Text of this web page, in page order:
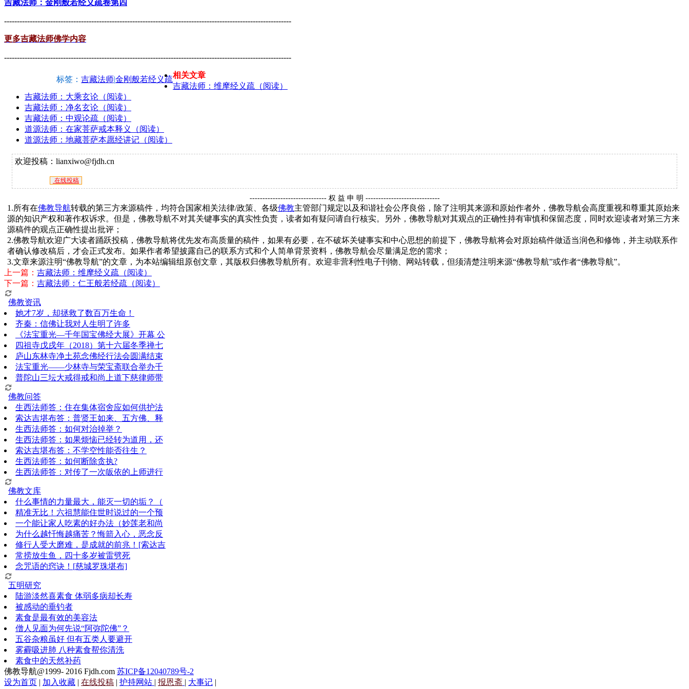
吉藏法师：金刚般若经义疏卷第四
----------------------------------------------------------------------------------------------------------------
更多吉藏法师佛学内容
----------------------------------------------------------------------------------------------------------------
标签： 吉藏法师|金刚般若经义疏相关文章
吉藏法师：维摩经义疏（阅读）
吉藏法师：大乘玄论（阅读）
吉藏法师：净名玄论（阅读）
吉藏法师：中观论疏（阅读）
道源法师：在家菩萨戒本释义（阅读）
道源法师：地藏菩萨本愿经讲记（阅读）
欢迎投稿：lianxiwo@fjdh.cn
在线投稿
------------------------------ 权 益 申 明 -----------------------------
1.所有在佛教导航转载的第三方来源稿件，均符合国家相关法律/政策、各级佛教主管部门规定以及和谐社会公序良俗，除了注明其来源和原始作者外，佛教导航会高度重视和尊重其原始来
源的知识产权和著作权诉求。但是，佛教导航不对其关键事实的真实性负责，读者如有疑问请自行核实。另外，佛教导航对其观点的正确性持有审慎和保留态度，同时欢迎读者对第三方来
源稿件的观点正确性提出批评；
2.佛教导航欢迎广大读者踊跃投稿，佛教导航将优先发布高质量的稿件，如果有必要，在不破坏关键事实和中心思想的前提下，佛教导航将会对原始稿件做适当润色和修饰，并主动联系作
者确认修改稿后，才会正式发布。如果作者希望披露自己的联系方式和个人简单背景资料，佛教导航会尽量满足您的需求；
3.文章来源注明“佛教导航”的文章，为本站编辑组原创文章，其版权归佛教导航所有。欢迎非营利性电子刊物、网站转载，但须清楚注明来源“佛教导航”或作者“佛教导航”。
上一篇： 吉藏法师：维摩经义疏（阅读）
下一篇： 吉藏法师：仁王般若经疏（阅读）
佛教资讯
她才7岁，却拯救了数百万生命！
齐秦：信佛让我对人生明了许多
《法宝重光—千年国宝佛经大展》开幕 公
四祖寺戊戌年（2018）第十六届冬季禅七
庐山东林寺净土苑念佛经行法会圆满结束
法宝重光——少林寺与荣宝斋联合举办千
普陀山三坛大戒得戒和尚上道下慈律师带
佛教问答
生西法师答：住在集体宿舍应如何供护法
索达吉堪布答：普贤王如来、五方佛、释
生西法师答：如何对治掉举？
生西法师答：如果烦恼已经转为道用，还
索达吉堪布答：​不学空性能否往生？
生西法师答：如何断除贪执?
生西法师答：对传了一次皈依的上师进行
佛教文库
什么事情的力量最大，能灭一切的垢？（
精准无比！六祖慧能住世时说过的一个预
一个能让家人吃素的好办法（妙莲老和尚
为什么越忏悔越痛苦？悔箭入心，恶念反
修行人受大磨难，是成就的前兆！[索达吉
常捞放生鱼，四十多岁被雷劈死
念咒语的窍诀！[慈城罗珠堪布]
五明研究
陆游淡然喜素食 体弱多病却长寿
被感动的垂钓者
素食是最有效的美容法
僧人见面为何先说“阿弥陀佛”？
五谷杂粮虽好 但有五类人要避开
雾霾吸进肺 八种素食帮你清洗
素食中的天然补药
佛教导航@1999- 2016 Fjdh.com 苏ICP备12040789号-2
设为首页 | 加入收藏 | 在线投稿 | 护持网站 | 报恩斋 | 大事记 |